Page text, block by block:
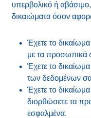
υπερβολικό ή
δικαιώματα όσον
Έχετε το
με τα προσωπικά
Έχετε το
των δεδομένων
Έχετε το
διορθώσετε τα
εσφαλμένα.